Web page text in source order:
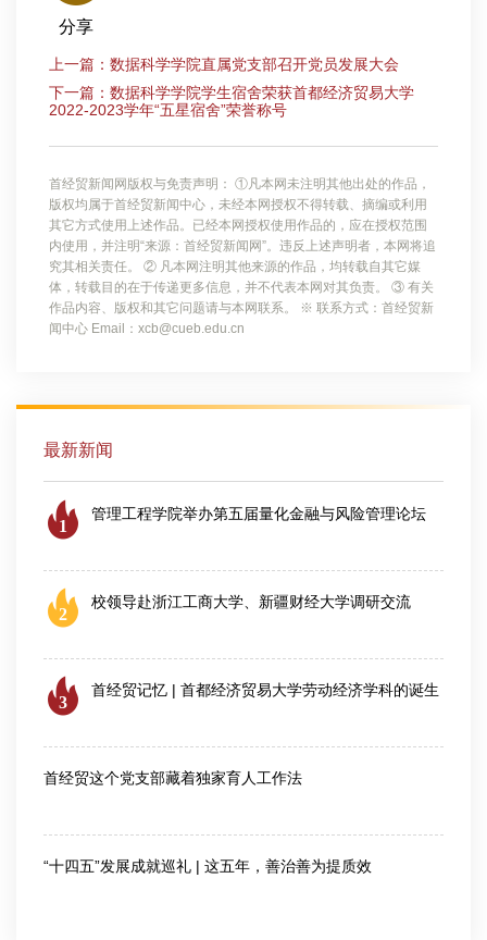
分享
上一篇：数据科学学院直属党支部召开党员发展大会
下一篇：数据科学学院学生宿舍荣获首都经济贸易大学
2022-2023学年“五星宿舍”荣誉称号
首经贸新闻网版权与免责声明： ①凡本网未注明其他出处的作品，
版权均属于首经贸新闻中心，未经本网授权不得转载、摘编或利用
其它方式使用上述作品。已经本网授权使用作品的，应在授权范围
内使用，并注明“来源：首经贸新闻网”。违反上述声明者，本网将追
究其相关责任。 ② 凡本网注明其他来源的作品，均转载自其它媒
体，转载目的在于传递更多信息，并不代表本网对其负责。 ③ 有关
作品内容、版权和其它问题请与本网联系。 ※ 联系方式：首经贸新
闻中心 Email：xcb@cueb.edu.cn
最新新闻
1
管理工程学院举办第五届量化金融与风险管理论坛
2
校领导赴浙江工商大学、新疆财经大学调研交流
3
首经贸记忆 | 首都经济贸易大学劳动经济学科的诞生
首经贸这个党支部藏着独家育人工作法
“十四五”发展成就巡礼 | 这五年，善治善为提质效